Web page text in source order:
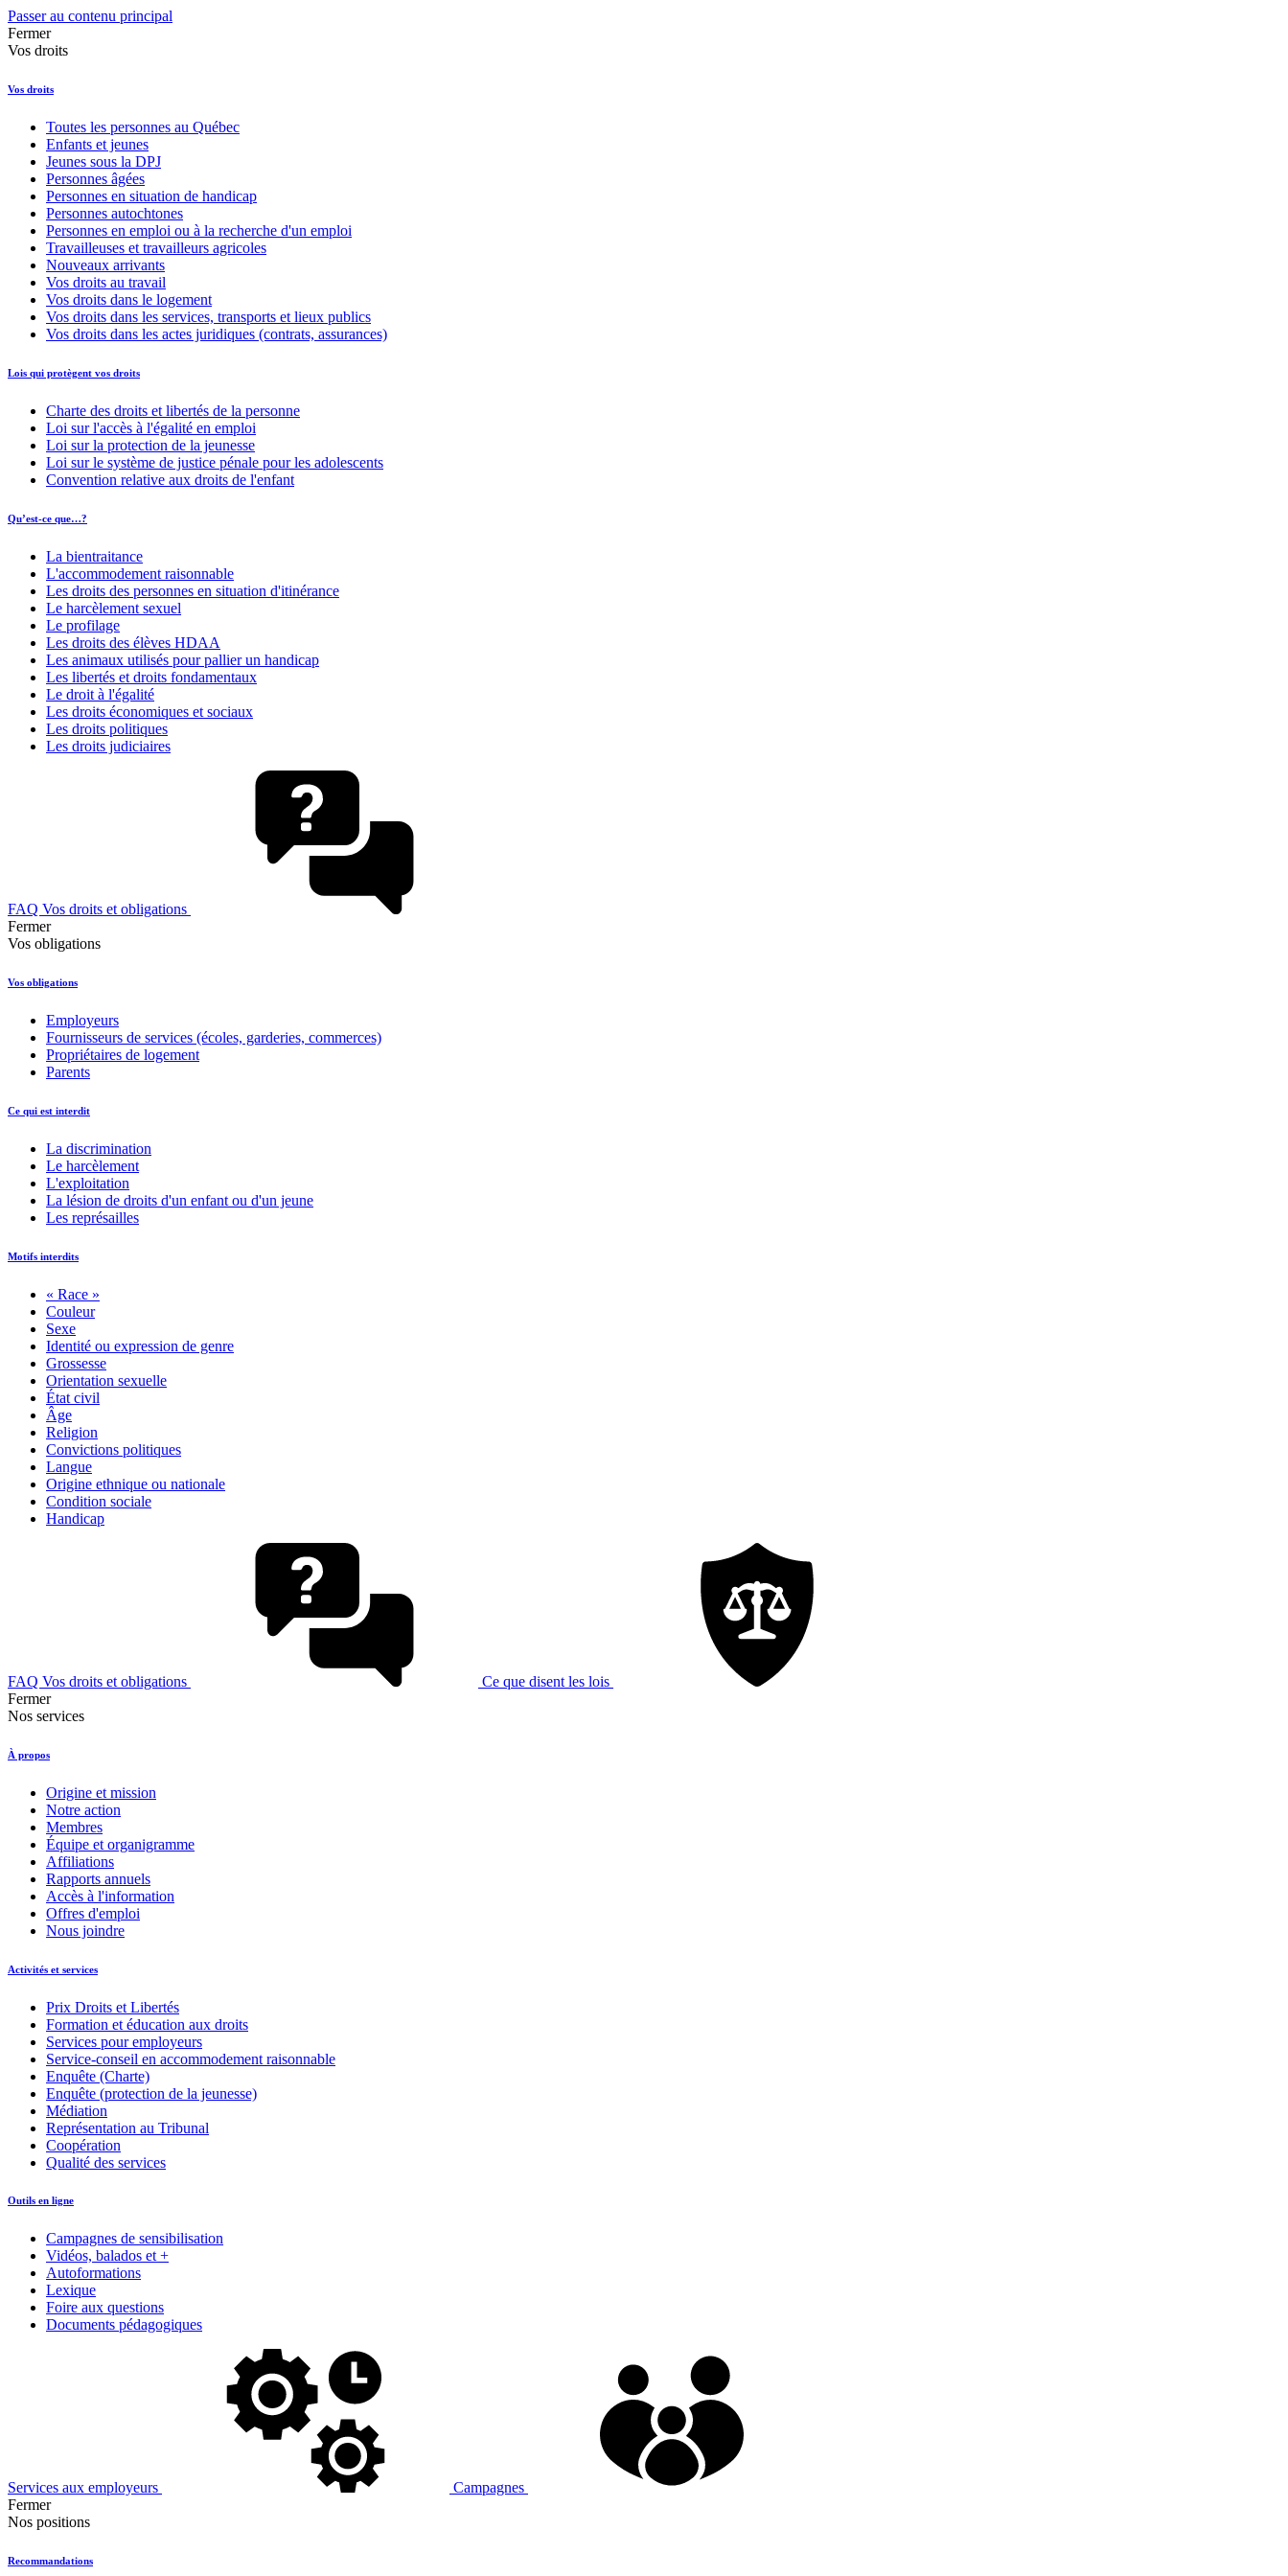
Passer au contenu principal
Fermer
Vos droits
Vos droits
Toutes les personnes au Québec
Enfants et jeunes
Jeunes sous la DPJ
Personnes âgées
Personnes en situation de handicap
Personnes autochtones
Personnes en emploi ou à la recherche d'un emploi
Travailleuses et travailleurs agricoles
Nouveaux arrivants
Vos droits au travail
Vos droits dans le logement
Vos droits dans les services, transports et lieux publics
Vos droits dans les actes juridiques (contrats, assurances)
Lois qui protègent vos droits
Charte des droits et libertés de la personne
Loi sur l'accès à l'égalité en emploi
Loi sur la protection de la jeunesse
Loi sur le système de justice pénale pour les adolescents
Convention relative aux droits de l'enfant
Qu’est-ce que…?
La bientraitance
L'accommodement raisonnable
Les droits des personnes en situation d'itinérance
Le harcèlement sexuel
Le profilage
Les droits des élèves HDAA
Les animaux utilisés pour pallier un handicap
Les libertés et droits fondamentaux
Le droit à l'égalité
Les droits économiques et sociaux
Les droits politiques
Les droits judiciaires
FAQ Vos droits et obligations
Fermer
Vos obligations
Vos obligations
Employeurs
Fournisseurs de services (écoles, garderies, commerces)
Propriétaires de logement
Parents
Ce qui est interdit
La discrimination
Le harcèlement
L'exploitation
La lésion de droits d'un enfant ou d'un jeune
Les représailles
Motifs interdits
« Race »
Couleur
Sexe
Identité ou expression de genre
Grossesse
Orientation sexuelle
État civil
Âge
Religion
Convictions politiques
Langue
Origine ethnique ou nationale
Condition sociale
Handicap
FAQ Vos droits et obligations
Ce que disent les lois
Fermer
Nos services
À propos
Origine et mission
Notre action
Membres
Équipe et organigramme
Affiliations
Rapports annuels
Accès à l'information
Offres d'emploi
Nous joindre
Activités et services
Prix Droits et Libertés
Formation et éducation aux droits
Services pour employeurs
Service-conseil en accommodement raisonnable
Enquête (Charte)
Enquête (protection de la jeunesse)
Médiation
Représentation au Tribunal
Coopération
Qualité des services
Outils en ligne
Campagnes de sensibilisation
Vidéos, balados et +
Autoformations
Lexique
Foire aux questions
Documents pédagogiques
Services aux employeurs
Campagnes
Fermer
Nos positions
Recommandations